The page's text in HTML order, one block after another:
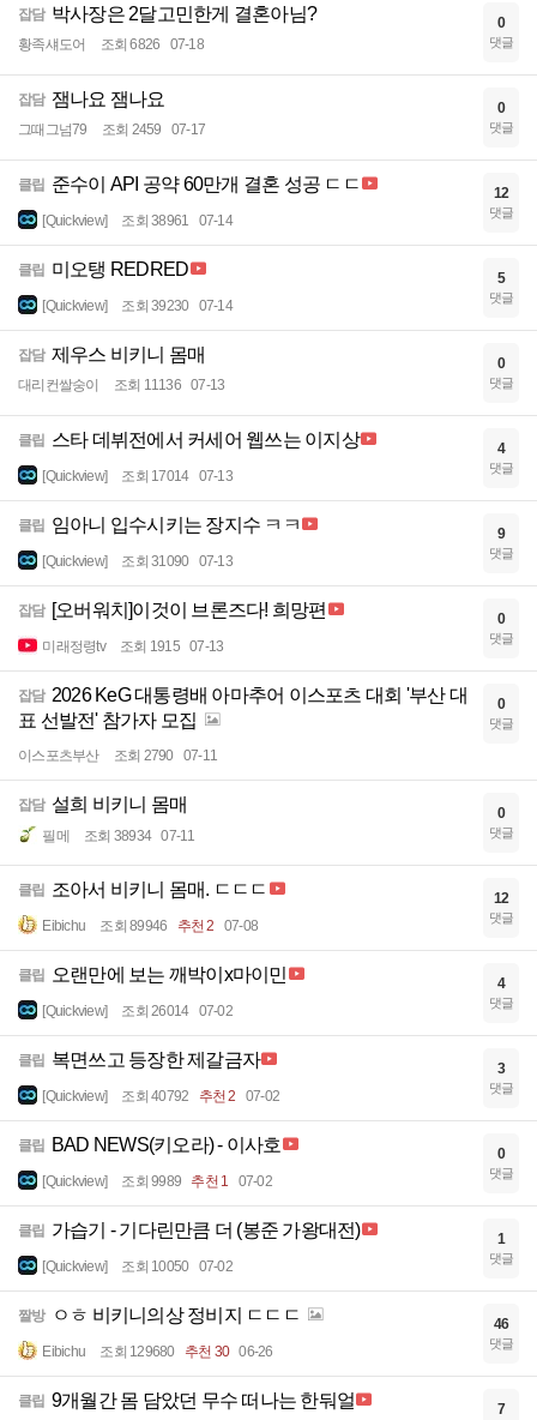
잡담 박사장은 2달고민한게 결혼아님?
황족섀도어 조회 6826 07-18
0
댓글
잡담 잼나요 잼나요
그때그넘79 조회 2459 07-17
0
댓글
클립 준수이 API 공약 60만개 결혼 성공 ㄷㄷ
[Quickview] 조회 38961 07-14
12
댓글
클립 미오탱 REDRED
[Quickview] 조회 39230 07-14
5
댓글
잡담 제우스 비키니 몸매
대리컨쌀숭이 조회 11136 07-13
0
댓글
클립 스타 데뷔전에서 커세어 웹쓰는 이지상
[Quickview] 조회 17014 07-13
4
댓글
클립 임아니 입수시키는 장지수 ㅋㅋ
[Quickview] 조회 31090 07-13
9
댓글
잡담 [오버워치]이것이 브론즈다! 희망편
미래정령tv 조회 1915 07-13
0
댓글
잡담 2026 KeG 대통령배 아마추어 이스포츠 대회 '부산 대
표 선발전' 참가자 모집
이스포츠부산 조회 2790 07-11
0
댓글
잡담 설희 비키니 몸매
필메 조회 38934 07-11
0
댓글
클립 조아서 비키니 몸매. ㄷㄷㄷ
Eibichu 조회 89946 추천 2 07-08
12
댓글
클립 오랜만에 보는 깨박이x마이민
[Quickview] 조회 26014 07-02
4
댓글
클립 복면쓰고 등장한 제갈금자
[Quickview] 조회 40792 추천 2 07-02
3
댓글
클립 BAD NEWS(키오라) - 이사호
[Quickview] 조회 9989 추천 1 07-02
0
댓글
클립 가습기 - 기다린만큼 더 (봉준 가왕대전)
[Quickview] 조회 10050 07-02
1
댓글
짤방 ㅇㅎ 비키니의상 정비지 ㄷㄷㄷ
Eibichu 조회 129680 추천 30 06-26
46
댓글
클립 9개월간 몸 담았던 무수 떠나는 한둬얼 7